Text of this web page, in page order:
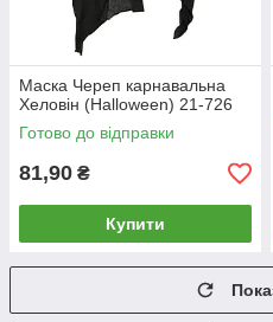
Маска Череп карнавальна
Хеловін (Halloween) 21-726
Готово до відправки
81,90 ₴
Купити